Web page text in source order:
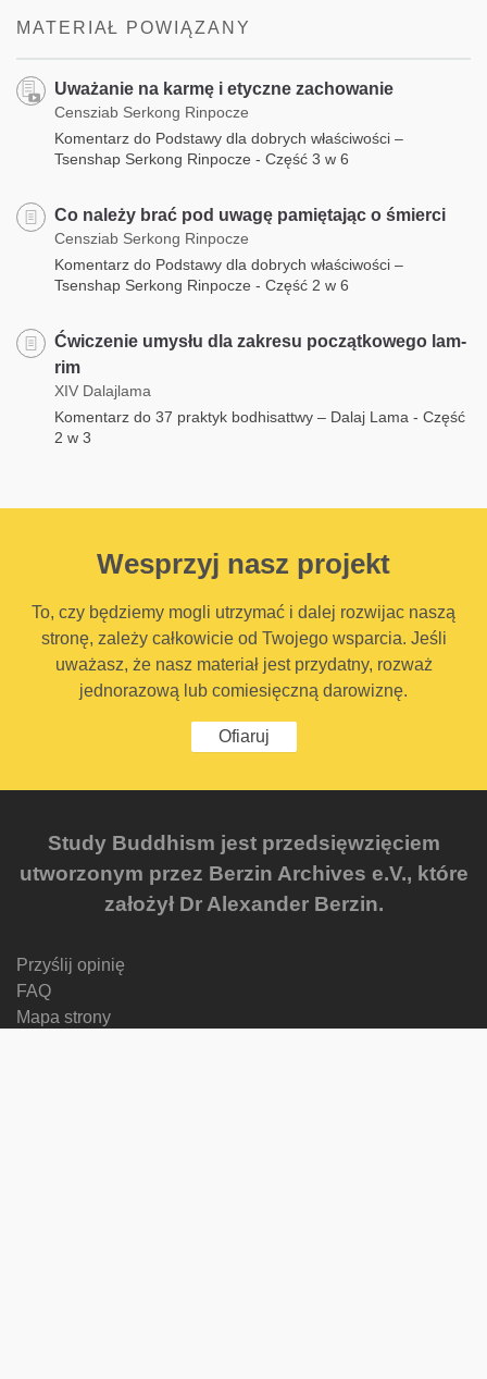
MATERIAŁ POWIĄZANY
Uważanie na karmę i etyczne zachowanie
Censziab Serkong Rinpocze
Komentarz do Podstawy dla dobrych właściwości –
Tsenshap Serkong Rinpocze - Część 3 w 6
Co należy brać pod uwagę pamiętając o śmierci
Censziab Serkong Rinpocze
Komentarz do Podstawy dla dobrych właściwości –
Tsenshap Serkong Rinpocze - Część 2 w 6
Ćwiczenie umysłu dla zakresu początkowego lam-
rim
XIV Dalajlama
Komentarz do 37 praktyk bodhisattwy – Dalaj Lama - Część
2 w 3
Wesprzyj nasz projekt
To, czy będziemy mogli utrzymać i dalej rozwijac naszą
stronę, zależy całkowicie od Twojego wsparcia. Jeśli
uważasz, że nasz materiał jest przydatny, rozważ
jednorazową lub comiesięczną darowiznę.
Ofiaruj
Study Buddhism jest przedsięwzięciem
utworzonym przez Berzin Archives e.V., które
założył Dr Alexander Berzin.
Przyślij opinię
FAQ
Mapa strony